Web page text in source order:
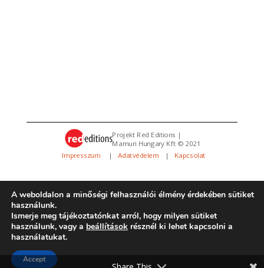
Projekt Red Editions |
Mamuri Hungary Kft © 2021
Impresszum
| Adatvédelem | Kapcsolat
Minden jog fenntartva. Az oldalt üzemelteti a
Design:REMOT
A weboldalon a minőségi felhasználói élmény érdekében sütiket
használunk.
Ismerje meg tájékoztatónkat arról, hogy milyen sütiket
használunk, vagy a beállítások résznél ki lehet kapcsolni a
használatukat.
Accept